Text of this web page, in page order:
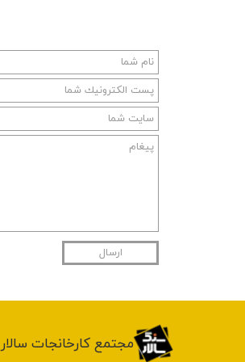
ارسال
​مجتمع کارخانجات سالار